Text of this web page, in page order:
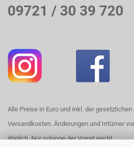
09721 / 30 39 720
Alle Preise in Euro und inkl. der
Versandkosten. Änderungen und Irrtümer
ähnlich. Nur solange der Vorrat reicht.